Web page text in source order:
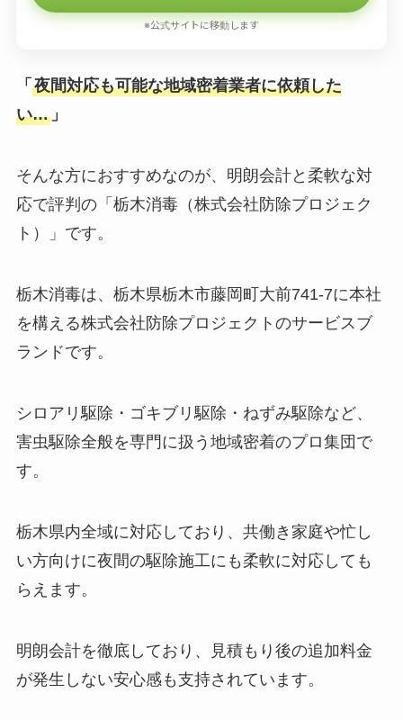
※公式サイトに移動します
「 夜間対応も可能な地域密着業者に依頼した
い…」
そんな方におすすめなのが、明朗会計と柔軟な対
応で評判の「栃木消毒（株式会社防除プロジェク
ト）」です。
栃木消毒は、栃木県栃木市藤岡町大前741-7に本社
を構える株式会社防除プロジェクトのサービスブ
ランドです。
シロアリ駆除・ゴキブリ駆除・ねずみ駆除など、
害虫駆除全般を専門に扱う地域密着のプロ集団で
す。
栃木県内全域に対応しており、共働き家庭や忙し
い方向けに夜間の駆除施工にも柔軟に対応しても
らえます。
明朗会計を徹底しており、見積もり後の追加料金
が発生しない安心感も支持されています。